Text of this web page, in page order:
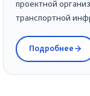
проектной
транспортной
Подробнее